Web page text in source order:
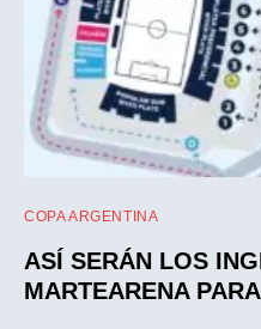
COPA ARGENTINA
ASÍ SERÁN LOS
MARTEARENA